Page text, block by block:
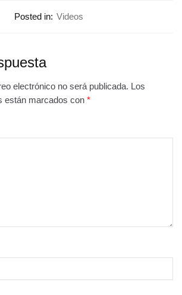
Posted in: Videos
electrónico no será publicada. Los
están marcados con *